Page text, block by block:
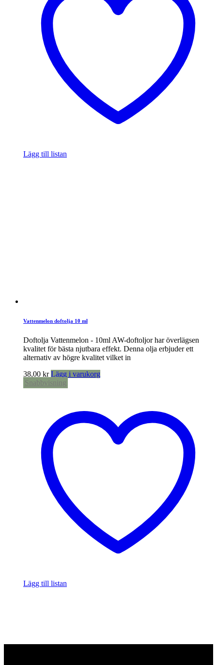
Lägg till listan
Vattenmelon doftolja 10 ml
Doftolja Vattenmelon - 10ml AW-doftoljor har överlägsen
kvalitet för bästa njutbara effekt. Denna olja erbjuder ett
alternativ av högre kvalitet vilket in
38,00 kr Lägg i varukorg
Snabbvisning
Lägg till listan